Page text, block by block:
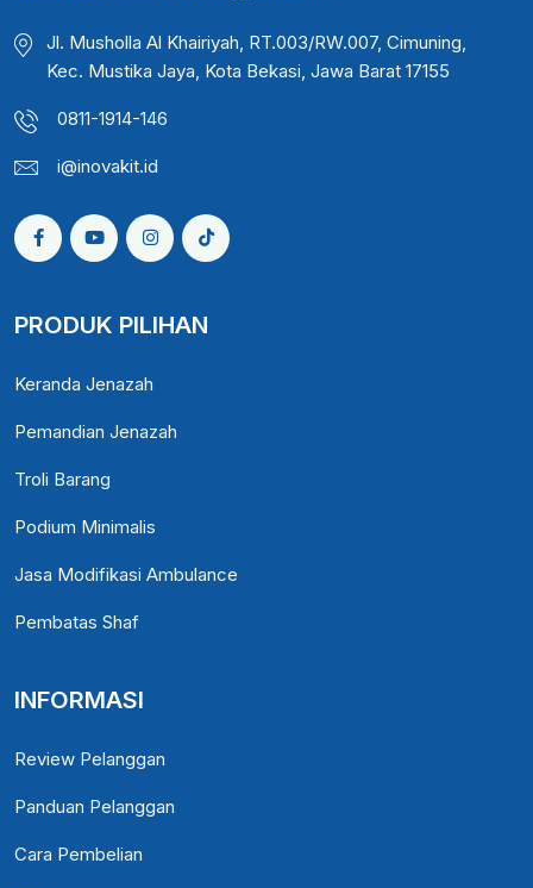
Jl. Musholla Al Khairiyah, RT.003/RW.007, Cimuning,
Kec. Mustika Jaya, Kota Bekasi, Jawa Barat 17155
0811-1914-146
i@inovakit.id
PRODUK PILIHAN
Keranda Jenazah
Pemandian Jenazah
Troli Barang
Podium Minimalis
Jasa Modifikasi Ambulance
Pembatas Shaf
INFORMASI
Review Pelanggan
Panduan Pelanggan
Cara Pembelian